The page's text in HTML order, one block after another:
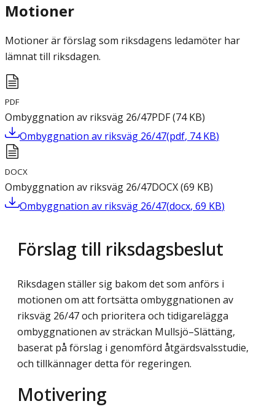
Motioner
Motioner är förslag som riksdagens ledamöter har
lämnat till riksdagen.
PDF
Ombyggnation av riksväg 26/47PDF(74 KB)
Ombyggnation av riksväg 26/47(pdf, 74 KB)
DOCX
Ombyggnation av riksväg 26/47DOCX(69 KB)
Ombyggnation av riksväg 26/47(docx, 69 KB)
Förslag till riksdagsbeslut
Riksdagen ställer sig bakom det som anförs i
motionen om att fortsätta ombyggnationen av
riksväg 26/47 och prioritera och tidigarelägga
ombyggnationen av sträckan Mullsjö–Slättäng,
baserat på förslag i genomförd åtgärdsvalsstudie,
och tillkännager detta för regeringen.
Motivering